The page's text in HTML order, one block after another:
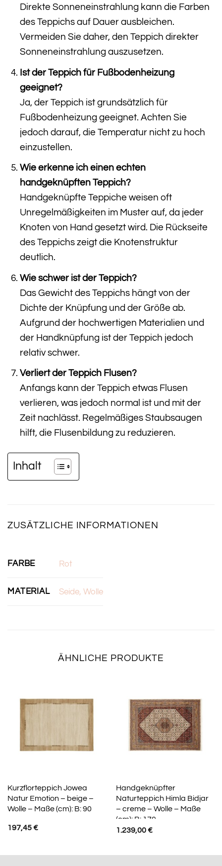
Direkte Sonneneinstrahlung kann die Farben
des Teppichs auf Dauer ausbleichen.
Vermeiden Sie daher, den Teppich direkter
Sonneneinstrahlung auszusetzen.
Ist der Teppich für Fußbodenheizung
geeignet?
Ja, der Teppich ist grundsätzlich für
Fußbodenheizung geeignet. Achten Sie
jedoch darauf, die Temperatur nicht zu hoch
einzustellen.
Wie erkenne ich einen echten
handgeknüpften Teppich?
Handgeknüpfte Teppiche weisen oft
Unregelmäßigkeiten im Muster auf, da jeder
Knoten von Hand gesetzt wird. Die Rückseite
des Teppichs zeigt die Knotenstruktur
deutlich.
Wie schwer ist der Teppich?
Das Gewicht des Teppichs hängt von der
Dichte der Knüpfung und der Größe ab.
Aufgrund der hochwertigen Materialien und
der Handknüpfung ist der Teppich jedoch
relativ schwer.
Verliert der Teppich Flusen?
Anfangs kann der Teppich etwas Flusen
verlieren, was jedoch normal ist und mit der
Zeit nachlässt. Regelmäßiges Staubsaugen
hilft, die Flusenbildung zu reduzieren.
Inhalt
ZUSÄTZLICHE INFORMATIONEN
FARBE Rot
MATERIAL Seide, Wolle
ÄHNLICHE PRODUKTE
Kurzflorteppich Jowea
Natur Emotion – beige –
Wolle – Maße (cm): B: 90
197,45€
Handgeknüpfter
Naturteppich Himla Bidjar
– creme – Wolle – Maße
(cm): B: 170
1.239,00€